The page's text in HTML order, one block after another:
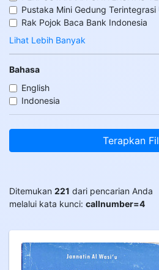
Pustaka Mini Gedung Terintegrasi
Rak Pojok Baca Bank Indonesia
Lihat Lebih Banyak
Bahasa
English
Indonesia
Terapkan
Ditemukan 221 dari pencarian Anda
melalui kata kunci: callnumber=4